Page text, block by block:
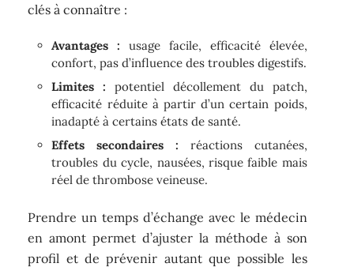
clés à connaître :
Avantages : usage facile, efficacité élevée,
confort, pas d’influence des troubles digestifs.
Limites : potentiel décollement du patch,
efficacité réduite à partir d’un certain poids,
inadapté à certains états de santé.
Effets secondaires : réactions cutanées,
troubles du cycle, nausées, risque faible mais
réel de thrombose veineuse.
Prendre un temps d’échange avec le médecin
en amont permet d’ajuster la méthode à son
profil et de prévenir autant que possible les